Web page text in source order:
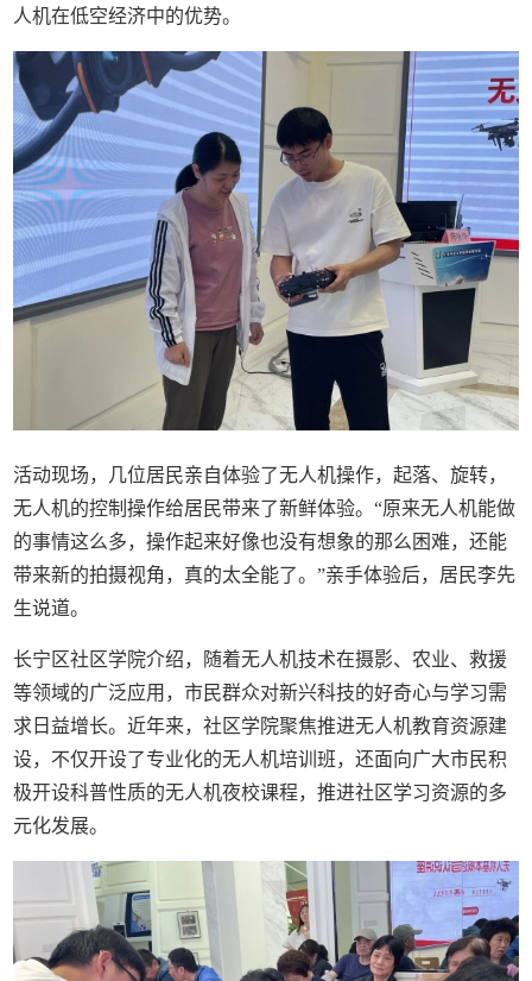
人机在低空经济中的优势。
活动现场，几位居民亲自体验了无人机操作，起落、旋转，
无人机的控制操作给居民带来了新鲜体验。“原来无人机能做
的事情这么多，操作起来好像也没有想象的那么困难，还能
带来新的拍摄视角，真的太全能了。”亲手体验后，居民李先
生说道。
长宁区社区学院介绍，随着无人机技术在摄影、农业、救援
等领域的广泛应用，市民群众对新兴科技的好奇心与学习需
求日益增长。近年来，社区学院聚焦推进无人机教育资源建
设，不仅开设了专业化的无人机培训班，还面向广大市民积
极开设科普性质的无人机夜校课程，推进社区学习资源的多
元化发展。